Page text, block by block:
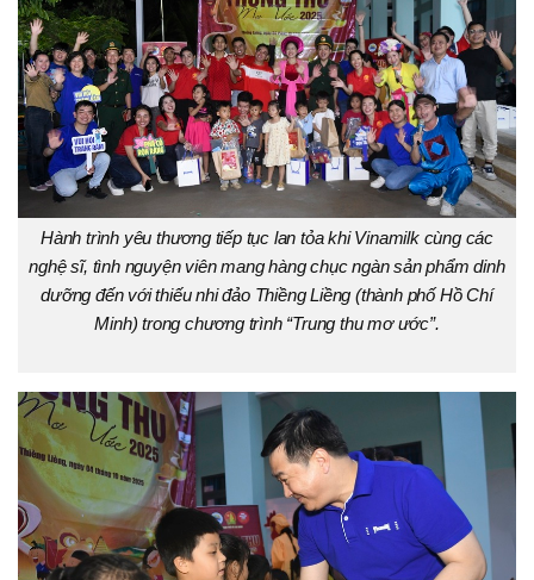
Hành trình yêu thương tiếp tục lan tỏa khi Vinamilk cùng các
nghệ sĩ, tình nguyện viên mang hàng chục ngàn sản phẩm dinh
dưỡng đến với thiếu nhi đảo Thiềng Liềng (thành phố Hồ Chí
Minh) trong chương trình “Trung thu mơ ước”.